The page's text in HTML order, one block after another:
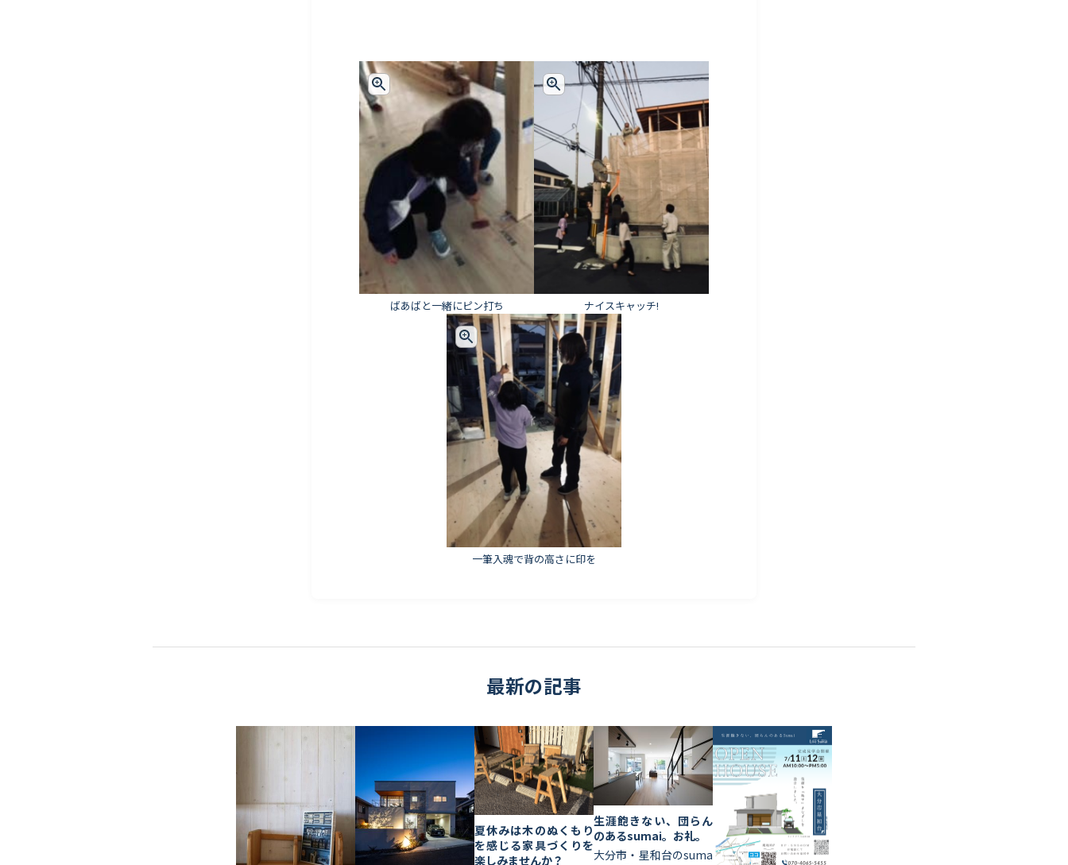
ばあばと一緒にピン打ち ナイスキャッチ!
一筆入魂で背の高さに印を
最新の記事
夏休みは木のぬくもり
を感じる家具づくりを
楽しみませんか？
生涯飽きない、団らん
のあるsumai。お礼。
大分市・星和台のsuma